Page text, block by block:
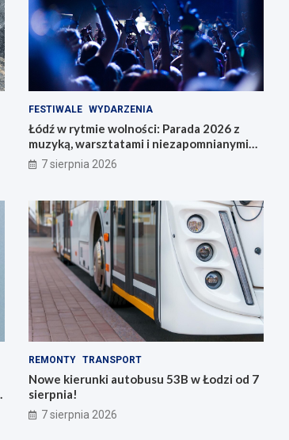
FESTIWALE WYDARZENIA
Łódź w rytmie wolności: Parada 2026 z
muzyką, warsztatami i niezapomnianymi
przeżyciami!
7 sierpnia 2026
REMONTY TRANSPORT
Nowe kierunki autobusu 53B w Łodzi od 7
sierpnia!
7 sierpnia 2026